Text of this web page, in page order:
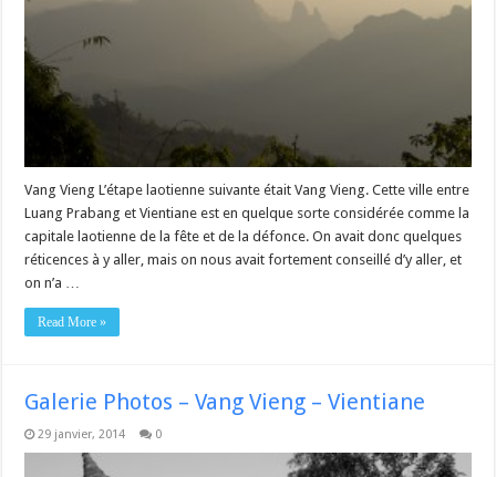
Vang Vieng L’étape laotienne suivante était Vang Vieng. Cette ville entre
Luang Prabang et Vientiane est en quelque sorte considérée comme la
capitale laotienne de la fête et de la défonce. On avait donc quelques
réticences à y aller, mais on nous avait fortement conseillé d’y aller, et
on n’a …
Read More »
Galerie Photos – Vang Vieng – Vientiane
29 janvier, 2014 0